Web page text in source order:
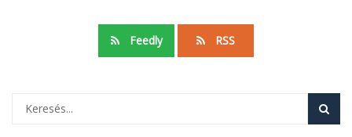
Feedly RSS